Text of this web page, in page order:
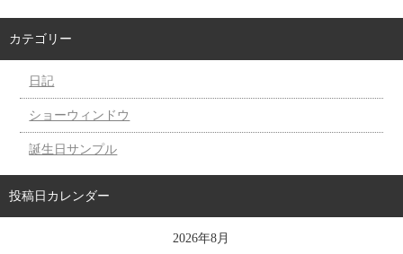
カテゴリー
日記
ショーウィンドウ
誕生日サンプル
投稿日カレンダー
2026年8月